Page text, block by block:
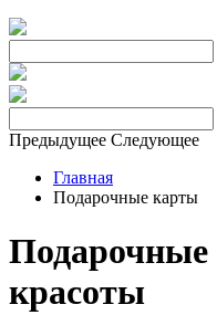
Предыдущее Следующее
Главная
Подарочные карты
Подарочные
красоты